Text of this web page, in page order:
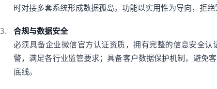
时对接多套系统形成数据孤岛。功能以实用性为导向，拒
合规与数据安全
必须具备企业微信官方认证资质，拥有完整的信息安全
警，满足各行业监管要求；具备客户数据保护机制，避免
底线。